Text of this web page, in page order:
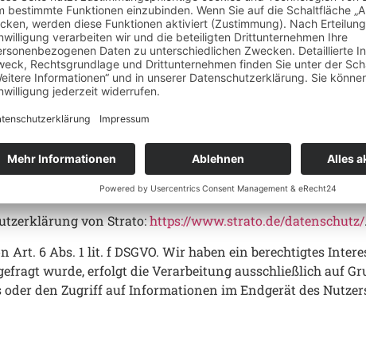
ausgewertet werden. Das geschieht vor allem
finden Sie in der folgenden Datenschutzerklärung.
Berlin (nachfolgend „Strato“). Wenn Sie unsere
von Strato:https://www.strato.de/datenschutz/
6 Abs. 1 lit. f DSGVO. Wir haben ein berechtigtes
wurde, erfolgt die Verarbeitung ausschließlich auf
den Zugriff auf Informationen im Endgerät des